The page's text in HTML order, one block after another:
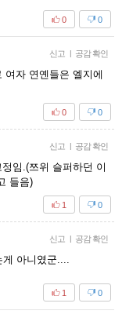
0
0
신고 | 공감 확인
여자 연옌들은 엘지에
0
0
신고 | 공감 확인
임.(쯔위 슬퍼하던 이
들음)
0
1
신고 | 공감 확인
게 아니였군....
0
1